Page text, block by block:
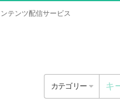
テンツ配信サービス
カテゴリー